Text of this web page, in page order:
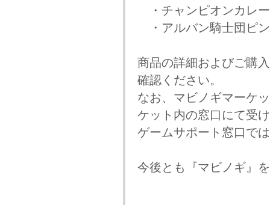
・チャンピオンカレ
・アルバン騎士団ピ
商品の詳細およびご購
確認ください。
なお、マビノギマーケ
ケット内の窓口にて受
ゲームサポート窓口で
今後とも『マビノギ』